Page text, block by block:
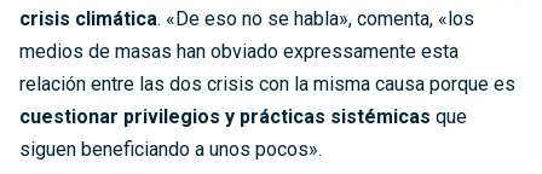
crisis climática. «De eso no se habla», comenta, «los
medios de masas han obviado expressamente esta
relación entre las dos crisis con la misma causa porque es
cuestionar privilegios y prácticas sistémicas que
siguen beneficiando a unos pocos».